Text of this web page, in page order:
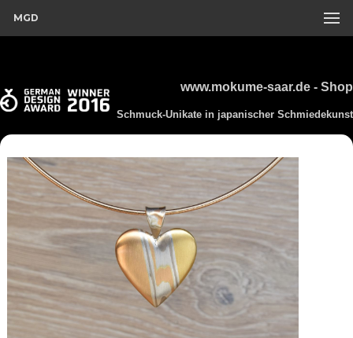
MGD
www.mokume-saar.de - Shop
Schmuck-Unikate in japanischer Schmiedekunst